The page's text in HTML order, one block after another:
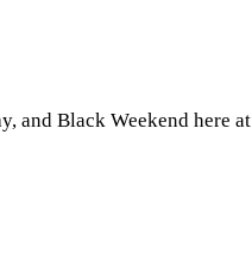
and Black Weekend